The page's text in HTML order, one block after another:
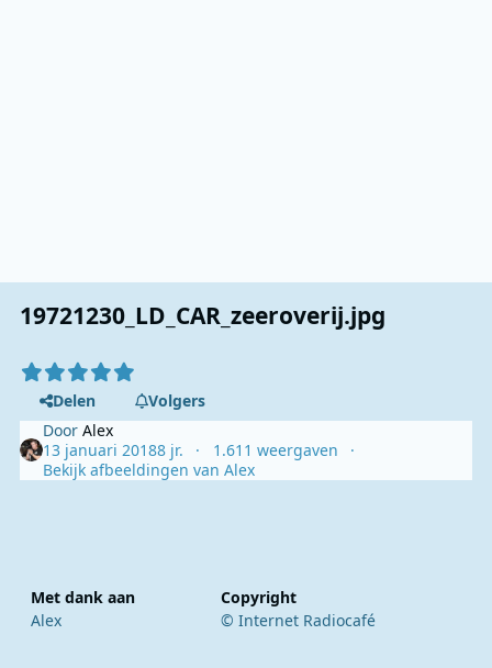
19721230_LD_CAR_zeeroverij.jpg
Delen
Volgers
DoorAlex
13 januari 20188 jr.
1.611 weergaven
Bekijk afbeeldingen van Alex
Met dank aan
Alex
Copyright
© Internet Radiocafé